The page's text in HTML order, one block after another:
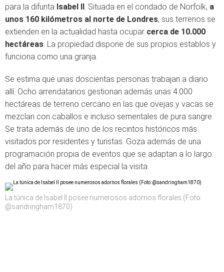
para la difunta Isabel II. Situada en el condado de Norfolk, a
unos 160 kilómetros al norte de Londres, sus terrenos se
extienden en la actualidad hasta ocupar cerca de 10.000
hectáreas. La propiedad dispone de sus propios establos y
funciona como una granja.
Se estima que unas doscientas personas trabajan a diario
allí. Ocho arrendatarios gestionan además unas 4.000
hectáreas de terreno cercano en las que ovejas y vacas se
mezclan con caballos e incluso sementales de pura sangre.
Se trata además de uno de los recintos históricos más
visitados por residentes y turistas. Goza además de una
programación propia de eventos que se adaptan a lo largo
del año para hacer más especial la visita.
La túnica de Isabel II posee numerosos adornos florales (Foto:
@sandringham1870)